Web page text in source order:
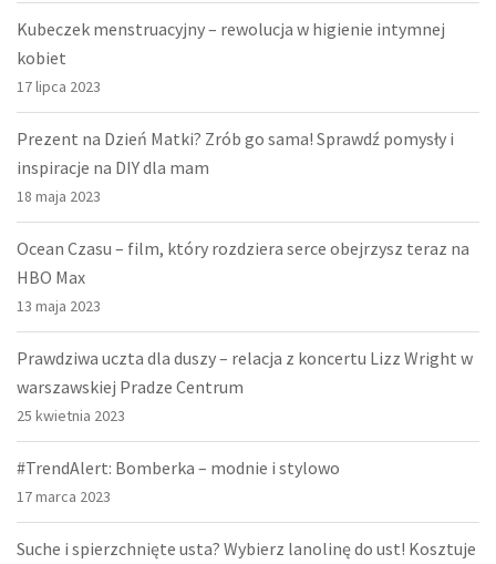
Kubeczek menstruacyjny – rewolucja w higienie intymnej
kobiet
17 lipca 2023
Prezent na Dzień Matki? Zrób go sama! Sprawdź pomysły i
inspiracje na DIY dla mam
18 maja 2023
Ocean Czasu – film, który rozdziera serce obejrzysz teraz na
HBO Max
13 maja 2023
Prawdziwa uczta dla duszy – relacja z koncertu Lizz Wright w
warszawskiej Pradze Centrum
25 kwietnia 2023
#TrendAlert: Bomberka – modnie i stylowo
17 marca 2023
Suche i spierzchnięte usta? Wybierz lanolinę do ust! Kosztuje